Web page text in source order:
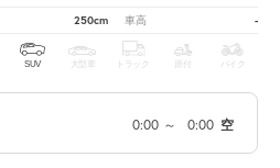
250cm 車高 -
SUV 大型車 トラック 原付 バイク
0:00 ～ 0:00 空